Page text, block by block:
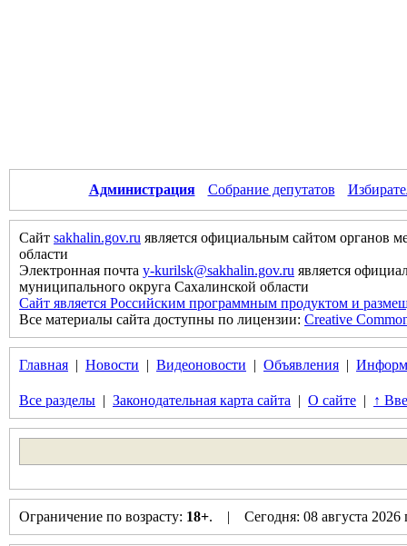
Администрация Собрание депутатов
Сайт sakhalin.gov.ru является официальным сайтом органов
области
Электронная почта y-kurilsk@sakhalin.gov.ru является
муниципального округа Сахалинской области
Сайт является Российским программным продуктом и
Все материалы сайта доступны по лицензии: Creative
Главная | Новости | Видеоновости | Объявления |
Все разделы | Законодательная карта сайта | О сайте | ↑
Ограничение по возрасту: 18+. | Сегодня: 08 августа